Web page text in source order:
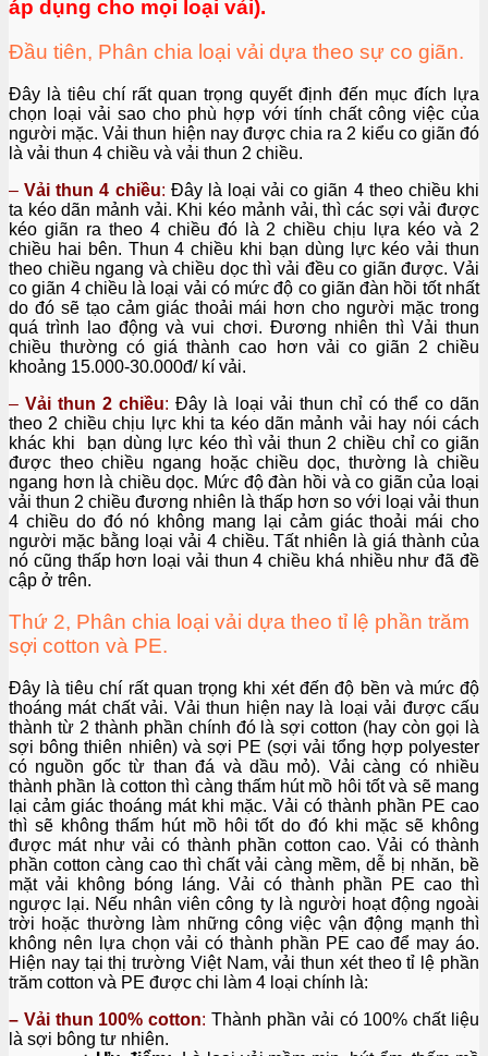
áp dụng cho mọi loại vải).
Đầu tiên, Phân chia loại vải dựa theo sự co giãn.
Đây là tiêu chí rất quan trọng quyết định đến mục đích lựa
chọn loại vải sao cho phù hợp với tính chất công việc của
người mặc. Vải thun hiện nay được chia ra 2 kiểu co giãn đó
là vải thun 4 chiều và vải thun 2 chiều.
–Vải thun 4 chiều: Đây là loại vải co giãn 4 theo chiều khi
ta kéo dãn mảnh vải. Khi kéo mảnh vải, thì các sợi vải được
kéo giãn ra theo 4 chiều đó là 2 chiều chịu lựa kéo và 2
chiều hai bên. Thun 4 chiều khi bạn dùng lực kéo vải thun
theo chiều ngang và chiều dọc thì vải đều co giãn được. Vải
co giãn 4 chiều là loại vải có mức độ co giãn đàn hồi tốt nhất
do đó sẽ tạo cảm giác thoải mái hơn cho người mặc trong
quá trình lao động và vui chơi. Đương nhiên thì Vải thun
chiều thường có giá thành cao hơn vải co giãn 2 chiều
khoảng 15.000-30.000đ/ kí vải.
–Vải thun 2 chiều: Đây là loại vải thun chỉ có thể co dãn
theo 2 chiều chịu lực khi ta kéo dãn mảnh vải hay nói cách
khác khi bạn dùng lực kéo thì vải thun 2 chiều chỉ co giãn
được theo chiều ngang hoặc chiều dọc, thường là chiều
ngang hơn là chiều dọc. Mức độ đàn hồi và co giãn của loại
vải thun 2 chiều đương nhiên là thấp hơn so với loại vải thun
4 chiều do đó nó không mang lại cảm giác thoải mái cho
người mặc bằng loại vải 4 chiều. Tất nhiên là giá thành của
nó cũng thấp hơn loại vải thun 4 chiều khá nhiều như đã đề
cập ở trên.
Thứ 2, Phân chia loại vải dựa theo tỉ lệ phần trăm
sợi cotton và PE.
Đây là tiêu chí rất quan trọng khi xét đến độ bền và mức độ
thoáng mát chất vải. Vải thun hiện nay là loại vải được cấu
thành từ 2 thành phần chính đó là sợi cotton (hay còn gọi là
sợi bông thiên nhiên) và sợi PE (sợi vải tổng hợp polyester
có nguồn gốc từ than đá và dầu mỏ). Vải càng có nhiều
thành phần là cotton thì càng thấm hút mồ hôi tốt và sẽ mang
lại cảm giác thoáng mát khi mặc. Vải có thành phần PE cao
thì sẽ không thấm hút mồ hôi tốt do đó khi mặc sẽ không
được mát như vải có thành phần cotton cao. Vải có thành
phần cotton càng cao thì chất vải càng mềm, dễ bị nhăn, bề
mặt vải không bóng láng. Vải có thành phần PE cao thì
ngược lại. Nếu nhân viên công ty là người hoạt động ngoài
trời hoặc thường làm những công việc vận động mạnh thì
không nên lựa chọn vải có thành phần PE cao để may áo.
Hiện nay tại thị trường Việt Nam, vải thun xét theo tỉ lệ phần
trăm cotton và PE được chi làm 4 loại chính là:
– Vải thun 100% cotton: Thành phần vải có 100% chất liệu
là sợi bông tư nhiên.